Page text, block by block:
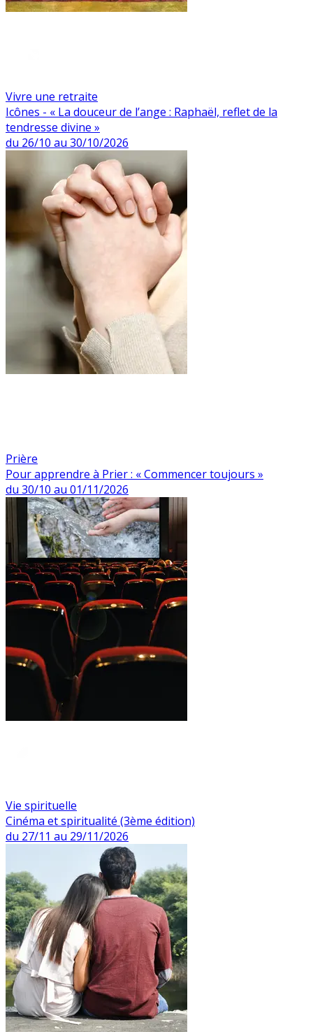
Vivre une retraite
Icônes - « La douceur de l’ange : Raphaël, reflet de la
tendresse divine »
du 26/10 au 30/10/2026
Prière
Pour apprendre à Prier : « Commencer toujours »
du 30/10 au 01/11/2026
Vie spirituelle
Cinéma et spiritualité (3ème édition)
du 27/11 au 29/11/2026